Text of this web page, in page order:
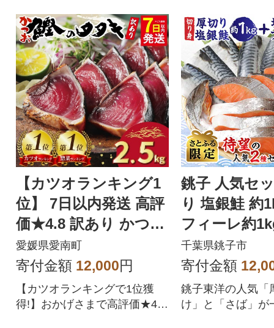
【カツオランキング1
位】 7日以内発送 高評
価★4.8 訳あり かつお
のたたき 2.5kg
愛媛県愛南町
寄付金額 12,000円
【カツオランキングで1位獲
得!】おかげさまで高評価★4.
銚子 人気セ
り 塩銀鮭 約
フィーレ約
2.0kg【さと
定】
千葉県銚子市
寄付金額
銚子東洋の人気「
け」と「さば」が